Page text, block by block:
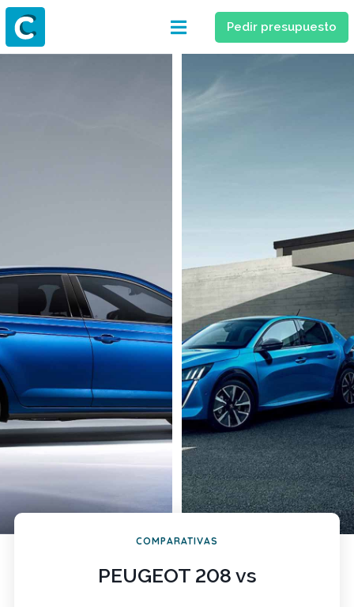
Pedir presupuesto
COMPARATIVAS
PEUGEOT 208 vs